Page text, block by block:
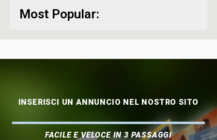
Most Popular:
INSERISCI UN ANNUNCIO NEL NOSTRO SITO
FACILE E VELOCE IN 3 PASSAGGI